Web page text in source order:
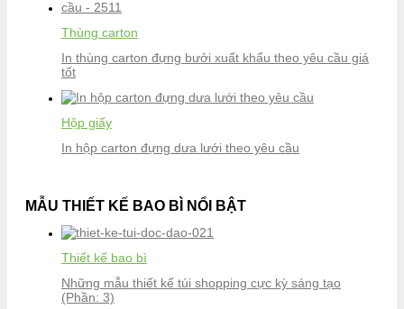
Thùng carton
In thùng carton đựng bưởi xuất khẩu theo yêu cầu giá
tốt
Hộp giấy
In hộp carton đựng dưa lưới theo yêu cầu
MẪU THIẾT KẾ BAO BÌ NỔI BẬT
Thiết kế bao bì
Những mẫu thiết kế túi shopping cực kỳ sáng tạo
(Phần: 3)